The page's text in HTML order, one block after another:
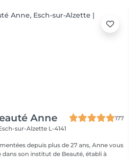
Anne
177
sur-Alzette L-4141
depuis plus de 27 ans, Anne vous
son institut de Beauté, établi à